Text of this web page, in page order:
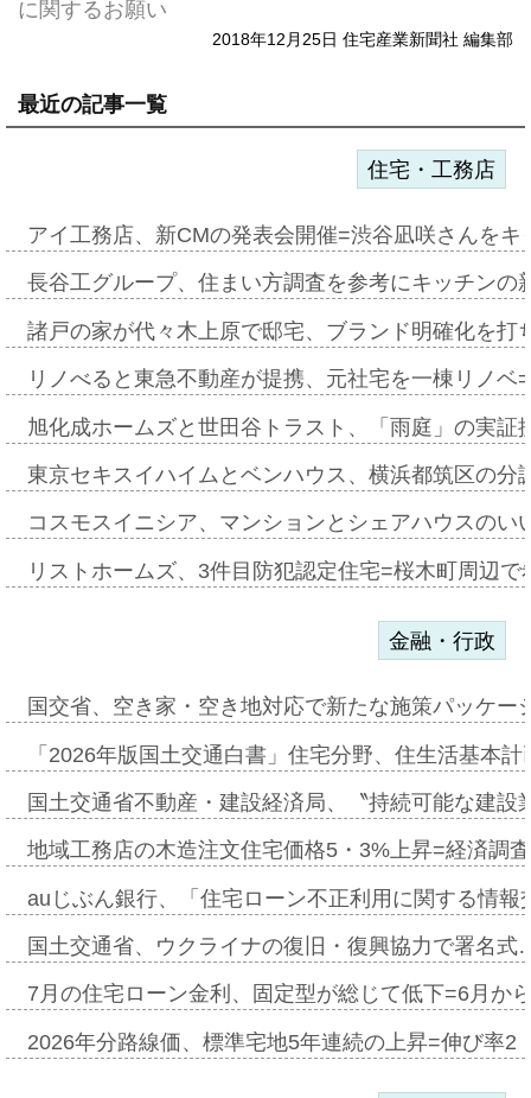
に関するお願い
2018年12月25日 住宅産業新聞社 編集部
最近の記事一覧
住宅・工務店
アイ工務店、新CMの発表会開催=渋谷凪咲さんを
長谷工グループ、住まい方調査を参考にキッチン
諸戸の家が代々木上原で邸宅、ブランド明確化を
リノべると東急不動産が提携、元社宅を一棟リノ
旭化成ホームズと世田谷トラスト、「雨庭」の実
東京セキスイハイムとベンハウス、横浜都筑区の
コスモスイニシア、マンションとシェアハウスの
リストホームズ、3件目防犯認定住宅=桜木町周辺
金融・行政
国交省、空き家・空き地対応で新たな施策パッケ
「2026年版国土交通白書」住宅分野、住生活基本
国土交通省不動産・建設経済局、〝持続可能な建
地域工務店の木造注文住宅価格5・3%上昇=経済調
auじぶん銀行、「住宅ローン不正利用に関する情
国土交通省、ウクライナの復旧・復興協力で署名
7月の住宅ローン金利、固定型が総じて低下=6月か
2026年分路線価、標準宅地5年連続の上昇=伸び率